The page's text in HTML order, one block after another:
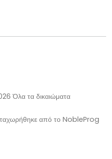
Όλα τα δικαιώματα
από το NobleProg